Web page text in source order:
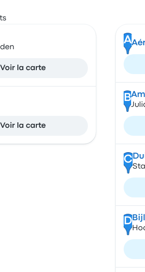
Voir la carte
Voir la carte
A
B
C
D